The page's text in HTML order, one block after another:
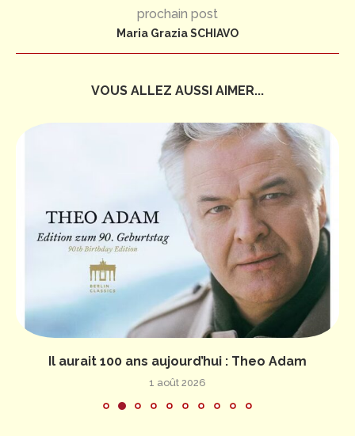
prochain post
Maria Grazia SCHIAVO
VOUS ALLEZ AUSSI AIMER...
Il aurait 100 ans aujourd’hui : Theo Adam
1 août 2026